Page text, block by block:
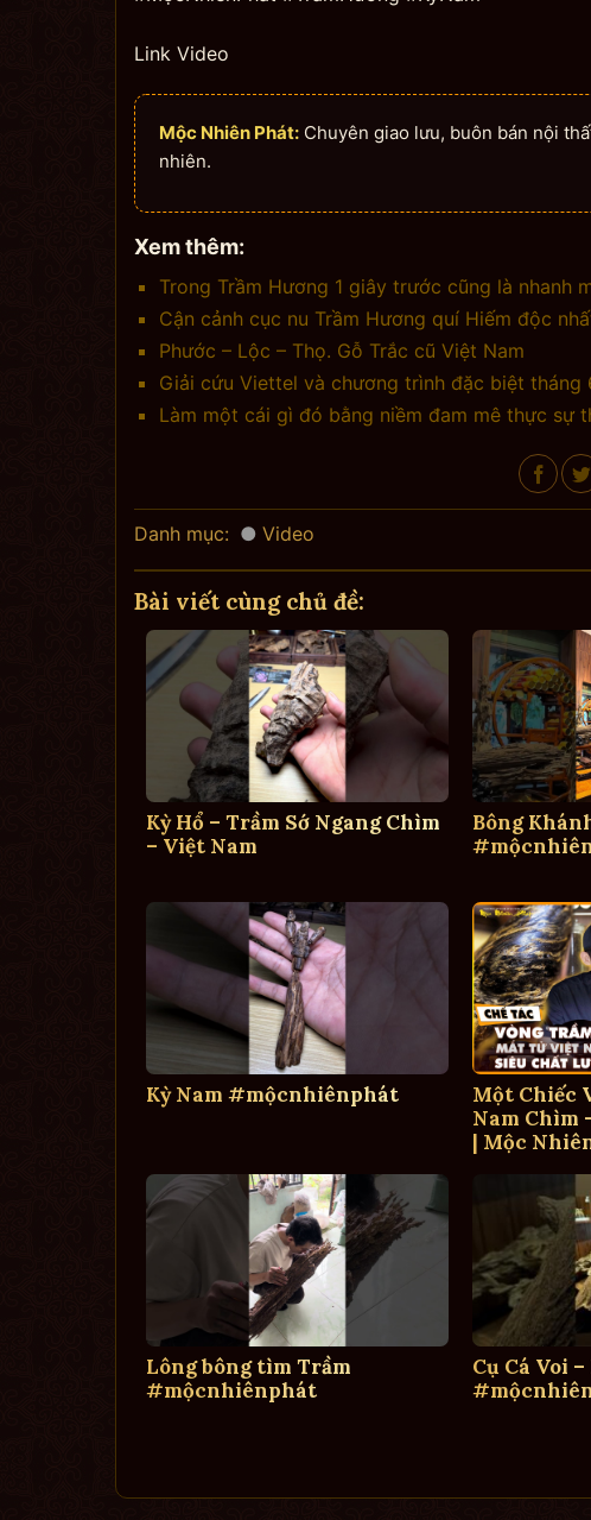
Link Video
Mộc Nhiên Phát: Chuyên giao lưu, buôn bán nội
nhiên.
Xem thêm:
Trong Trầm Hương 1 giây trước cũng là nhanh
Cận cảnh cục nu Trầm Hương quí Hiếm độc
Phước – Lộc – Thọ. Gỗ Trắc cũ Việt Nam
Giải cứu Viettel và chương trình đặc biệt tháng
Làm một cái gì đó bằng niềm đam mê thực sự
Danh mục: Video
Bài viết cùng chủ đề:
Kỳ Hổ – Trầm Sớ Ngang Chìm
– Việt Nam
Bông
Kỳ Nam #mộcnhiênphát
Một Chiếc
Nam Chìm
| Mộc
Lông bông tìm Trầm
#mộcnhiênphát
Cụ Cá Voi